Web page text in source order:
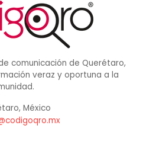
comunicación de Querétaro,
veraz y oportuna a la
México